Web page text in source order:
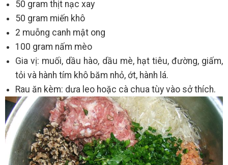
50 gram thịt nạc xay
50 gram miến khô
2 muỗng canh mật ong
100 gram nấm mèo
Gia vị: muối, dầu hào, dầu mè, hạt tiêu, đường, giấm,
tỏi và hành tím khô băm nhỏ, ớt, hành lá.
Rau ăn kèm: dưa leo hoặc cà chua tùy vào sở thích.